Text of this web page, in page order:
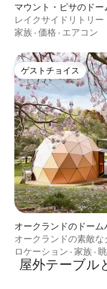
マウント・ピサのドー
レイクサイドリトリ
ーンズタウン
家族 · 価格 · エアコン
ゲストチョイス
ゲストチョイス
オークランドのドーム
オークランドの素敵
しください
ロケーション · 家族 ·
屋外テーブル